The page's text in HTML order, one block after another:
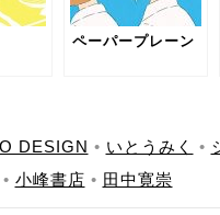
ペーパープレーン
DESIGN • いとうみく •
• 小峰書店 • 田中寛崇